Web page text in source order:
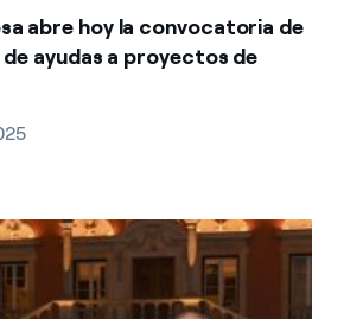
abre hoy la convocatoria de
ayudas a proyectos de